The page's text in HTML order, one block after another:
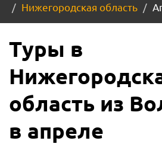
Нижегородская область
Туры в
область из
в апреле